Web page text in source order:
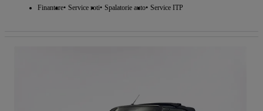
Finantare Service roti Spalatorie auto Service ITP